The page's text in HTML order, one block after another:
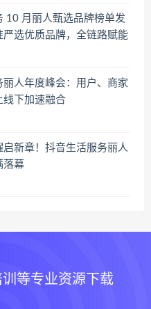
10 月丽人甄选品牌榜单发
严选优质品牌，全链路赋能
丽人年度峰会：用户、商家
线下加速融合
启新章！抖音生活服务丽人
落幕
等专业资源下载